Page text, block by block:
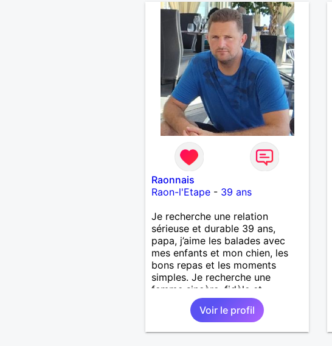
Raonnais
Raon-l'Etape- 39 ans
Je recherche une relation
sérieuse et durable 39 ans,
papa, j’aime les balades avec
mes enfants et mon chien, les
bons repas et les moments
simples. Je recherche une
femme sincère, fidèle et
sérieuse, avec qui construire une
belle histoire. Je ne veux pas
perdre mon temps, juste trouver
Voir le profil